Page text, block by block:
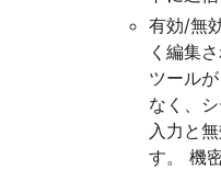
有効/無
く編集
ツール
なく、
入力と
す。 機